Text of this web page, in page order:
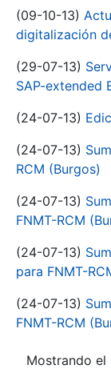
(09-10-13)
digitalización
(29-07-13)
SAP-extended
(24-07-13)
(24-07-13)
RCM (Burgos)
(24-07-13)
FNMT-RCM
(24-07-13)
para FNMT-
(24-07-13)
FNMT-RCM
Mostrando el